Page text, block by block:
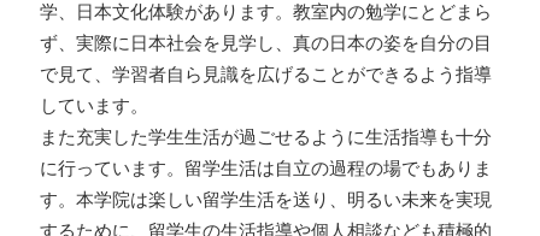
学、日本文化体験があります。教室内の勉学にとどまら
ず、実際に日本社会を見学し、真の日本の姿を自分の目
で見て、学習者自ら見識を広げることができるよう指導
しています。
また充実した学生生活が過ごせるように生活指導も十分
に行っています。留学生活は自立の過程の場でもありま
す。本学院は楽しい留学生活を送り、明るい未来を実現
するために、留学生の生活指導や個人相談なども積極的